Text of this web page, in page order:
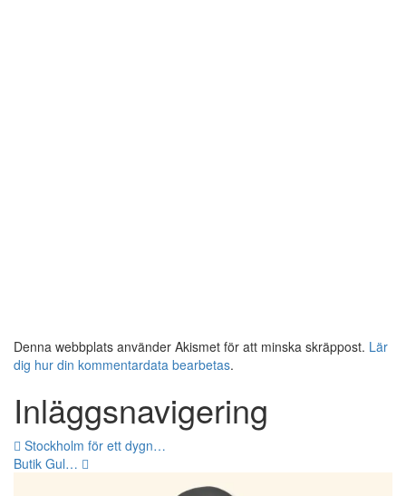
Denna webbplats använder Akismet för att minska skräppost. Lär
dig hur din kommentardata bearbetas.
Inläggsnavigering
Stockholm för ett dygn…
Butik Gul…